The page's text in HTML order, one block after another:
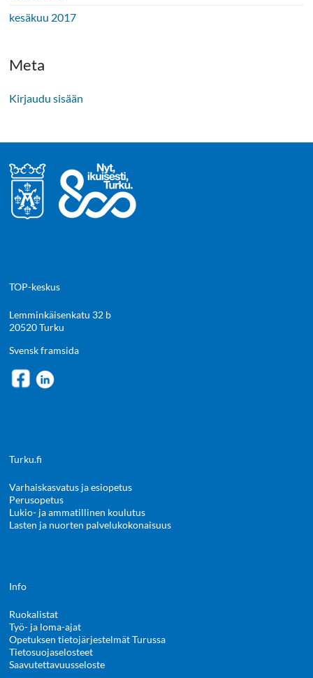
kesäkuu 2017
Meta
Kirjaudu sisään
TOP-keskus
Lemminkäisenkatu 32 b
20520 Turku
Svensk framsida
Turku.fi
Varhaiskasvatus ja esiopetus
Perusopetus
Lukio- ja ammatillinen koulutus
Lasten ja nuorten palvelukokonaisuus
Info
Ruokalistat
Työ- ja loma-ajat
Opetuksen tietojärjestelmät Turussa
Tietosuojaselosteet
Saavutettavuusseloste